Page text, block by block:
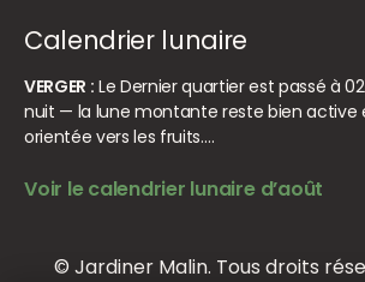
Calendrier lunaire
VERGER : Le Dernier quartier est passé à
nuit — la lune montante reste bien active
orientée vers les fruits.…
Voir le calendrier lunaire d’août
© Jardiner Malin. Tous droits